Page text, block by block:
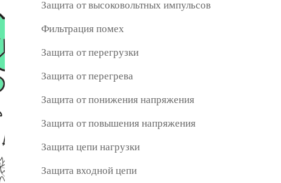
Защита от высоковольтных импульсов
Фильтрация помех
Защита от перегрузки
Защита от перегрева
Защита от понижения напряжения
Защита от повышения напряжения
Защита цепи нагрузки
Защита входной цепи